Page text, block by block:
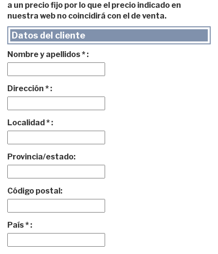
a un precio fijo por lo que el precio indicado en
nuestra web no coincidirá con el de venta.
Datos del cliente
Nombre y apellidos * :
Dirección * :
Localidad * :
Provincia/estado:
Código postal:
País * :